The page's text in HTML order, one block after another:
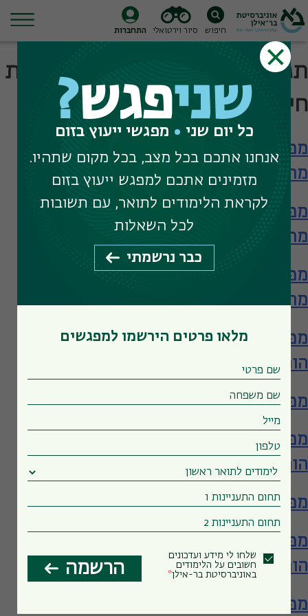
Skip
to
content
חיפוש סיור וירטואלי התחברות
תגית חיפוש:
ניהול ופיתוח מערכות
חינוך
מפגש עם הפקולטה לחינוך – תארים
מתקדמים
מפגש עם הפקולטה לחינוך – תארים
מתקדמים
מפגש עם הפקולטה לחינוך – תארים
מתקדמים
מפגש עם ביה"ס להכשרת מורים – תעודת
הוראה
מפגש עם הפקולטה לחינוך
מפגש עם ביה"ס להכשרת מורים – תעודת
הוראה
מפגש עם הפקולטה לחינוך
מפגש עם ביה"ס להכשרת מורים – תעודת
הוראה
מפגש עם הפקולטה לחינוך
שניפגש?
כל יום שני מפגשי ייעוץ בזום
אנחנו אתכם בכל מצב, בכל מקום שתהיו.
מזמינים אתכם למפגש ייעוץ בזום
לקראת הלימודים לתואר, עם תשובות
לכל השאלות
כבר נרשמתי
מלאו פרטים הירשמו למפגשים
שלחו לי מידע ועדכונים
חשובים על הלימודים
באוניברסיטת בר-אילן
הרשמה